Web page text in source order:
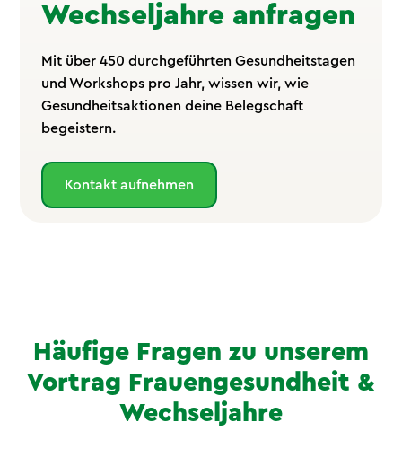
Wechseljahre anfragen
Mit über 450 durchgeführten Gesundheitstagen
und Workshops pro Jahr, wissen wir, wie
Gesundheitsaktionen deine Belegschaft
begeistern.
Kontakt aufnehmen
Häufige Fragen zu unserem
Vortrag Frauengesundheit &
Wechseljahre